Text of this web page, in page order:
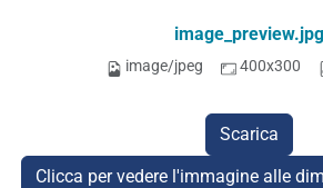
image_preview.jpg
image/jpeg 400x300
Scarica
Clicca per vedere l'immagine alle